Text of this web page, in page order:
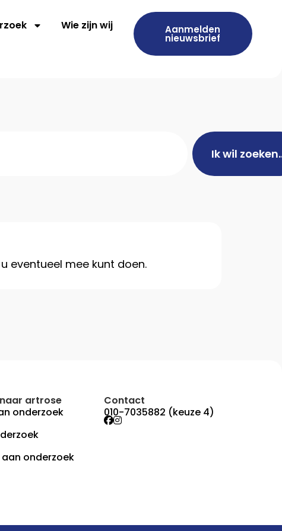
Wie zijn wij
Aanmelden
nieuwsbrief
Ik wil
eventueel mee kunt doen.
artrose
onderzoek
onderzoek
Contact
010-7035882 (keuze 4)